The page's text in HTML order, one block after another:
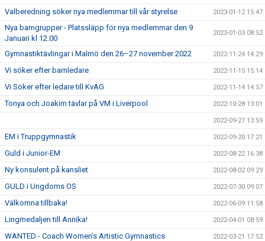
Valberedning söker nya medlemmar till vår styrelse 2023-01-12 15:47
Nya barngrupper - Platssläpp för nya medlemmar den 9
Januari kl 12.00
2023-01-03 08:52
Gymnastiktävlingar i Malmö den 26–27 november 2022 2022-11-24 14:29
Vi söker efter barnledare 2022-11-15 15:14
Vi Söker efter ledare till KvAG 2022-11-14 14:57
Tonya och Joakim tävlar på VM i Liverpool 2022-10-28 13:01
2022-09-27 13:59
EM i Truppgymnastik 2022-09-20 17:21
Guld i Junior-EM 2022-08-22 16:38
Ny konsulent på kansliet 2022-08-02 09:29
GULD i Ungdoms OS 2022-07-30 09:07
Välkomna tillbaka! 2022-06-09 11:58
Lingmedaljen till Annika! 2022-04-01 08:59
WANTED - Coach Women’s Artistic Gymnastics 2022-03-21 17:52